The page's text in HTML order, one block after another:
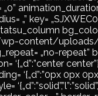
„” key=
content/
„no-repeat”
‘{„d”:”center
‘{„d”:”0px 0px